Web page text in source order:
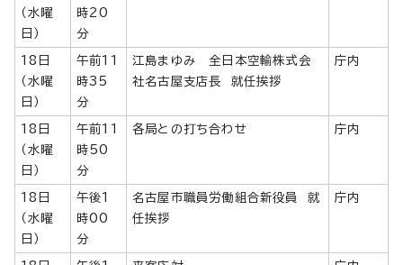
（水曜
日）
時20
分
18日
（水曜
日）
午前11
時35
分
江島まゆみ 全日本空輸株式会
社名古屋支店長 就任挨拶
庁内
18日
（水曜
日）
午前11
時50
分
各局との打ち合わせ 庁内
18日
（水曜
日）
午後1
時00
分
名古屋市職員労働組合新役員 就
任挨拶
庁内